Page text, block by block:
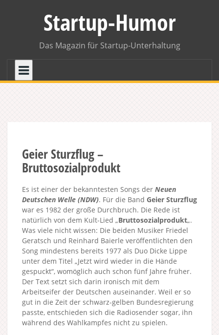
Startup-Humor
Das Magazin für Startup-Unterhaltung
Geier Sturzflug –
Bruttosozialprodukt
Es ist einer der bekanntesten Songs der Neuen
Deutschen Welle (NDW). Für die Band Geier Sturzflug
war es 1982 der große Durchbruch. Die Rede ist
natürlich von dem Kult-Lied „Bruttosozialprodukt„.
Was viele nicht wissen: Die beiden Musiker Friedel
Geratsch und Reinhard Baierle veröffentlichten den
Song mindestens bereits 1977 als Duo Dicke Lippe
unter dem Titel „Jetzt wird wieder in die Hände
gespuckt“, womöglich auch schon fünf Jahre früher.
Der Text setzt sich darin ironisch mit dem
Arbeitseifer der Deutschen auseinander. Weil er so
gut in die Zeit der schwarz-gelben Bundesregierung
passte, entschieden sich die Radiosender sogar, ihn
während des Wahlkampfes nicht zu spielen.